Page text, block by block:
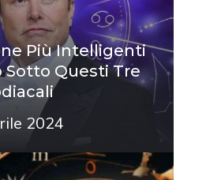
Più Intelligenti
Sotto Questi Tre
2024